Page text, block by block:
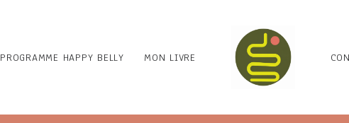
PROGRAMME HAPPY BELLY MON LIVRE